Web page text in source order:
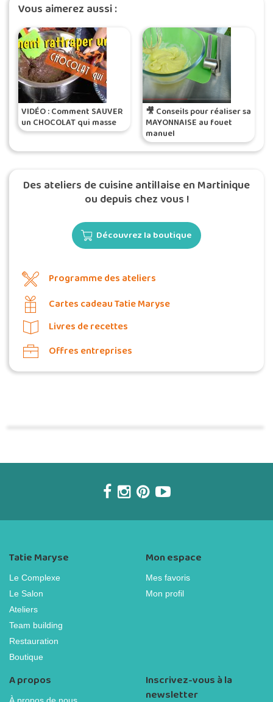
Vous aimerez aussi :
VIDÉO : Comment SAUVER
un CHOCOLAT qui masse
🎥 Conseils pour réaliser sa
MAYONNAISE au fouet
manuel
Des ateliers de cuisine antillaise en Martinique
ou depuis chez vous !
Découvrez la boutique
Programme des ateliers
Cartes cadeau Tatie Maryse
Livres de recettes
Offres entreprises
Tatie Maryse
Le Complexe
Le Salon
Ateliers
Team building
Restauration
Boutique
Mon espace
Mes favoris
Mon profil
A propos
Inscrivez-vous à la
newsletter